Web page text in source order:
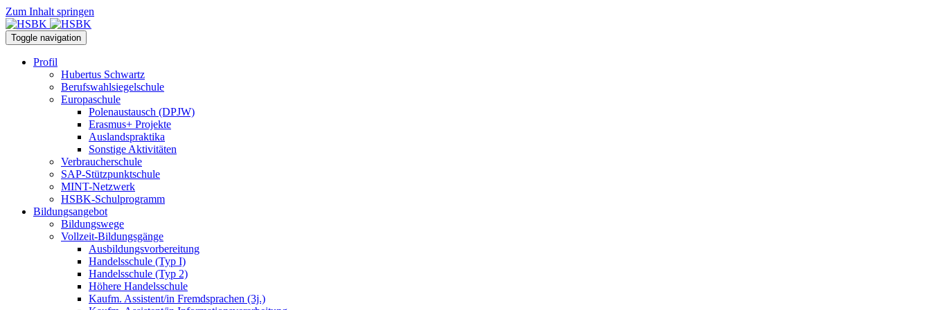
Zum Inhalt springen
Toggle navigation
Profil
Hubertus Schwartz
Berufswahlsiegelschule
Europaschule
Polenaustausch (DPJW)
Erasmus+ Projekte
Auslandspraktika
Sonstige Aktivitäten
Verbraucherschule
SAP-Stützpunktschule
MINT-Netzwerk
HSBK-Schulprogramm
Bildungsangebot
Bildungswege
Vollzeit-Bildungsgänge
Ausbildungsvorbereitung
Handelsschule (Typ I)
Handelsschule (Typ 2)
Höhere Handelsschule
Kaufm. Assistent/in­ Fremdsprachen (3j.)